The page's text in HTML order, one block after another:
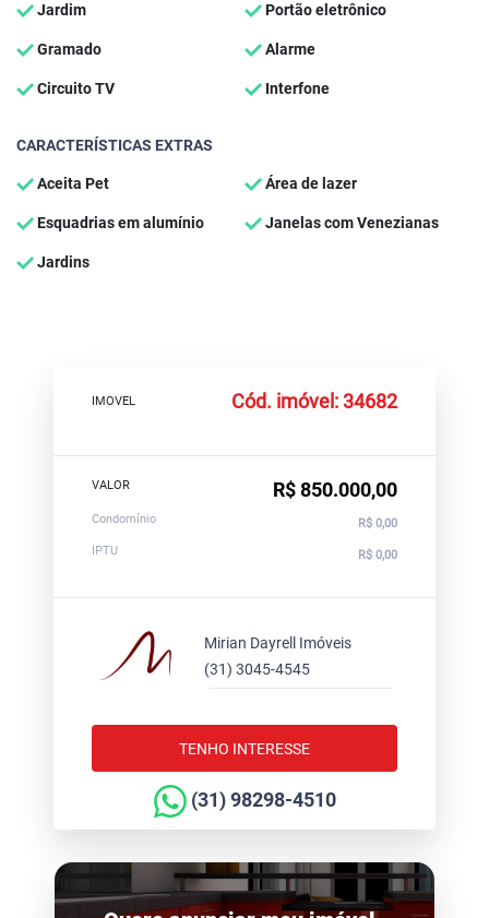
Jardim Portão eletrônico
Gramado Alarme
Circuito TV Interfone
CARACTERÍSTICAS EXTRAS
Aceita Pet Área de lazer
Esquadrias em alumínio Janelas com Venezianas
Jardins
IMOVEL Cód. imóvel: 34682
VALOR R$ 850.000,00
Condomínio
R$ 0,00
IPTU
R$ 0,00
Mirian Dayrell Imóveis
(31) 3045-4545
TENHO INTERESSE
(31) 98298-4510